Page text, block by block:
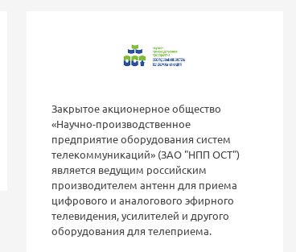
Закрытое акционерное общество
«Научно-производственное
предприятие оборудования систем
телекоммуникаций» (ЗАО "НПП ОСТ")
является ведущим российским
производителем антенн для приема
цифрового и аналогового эфирного
телевидения, усилителей и другого
оборудования для телеприема.